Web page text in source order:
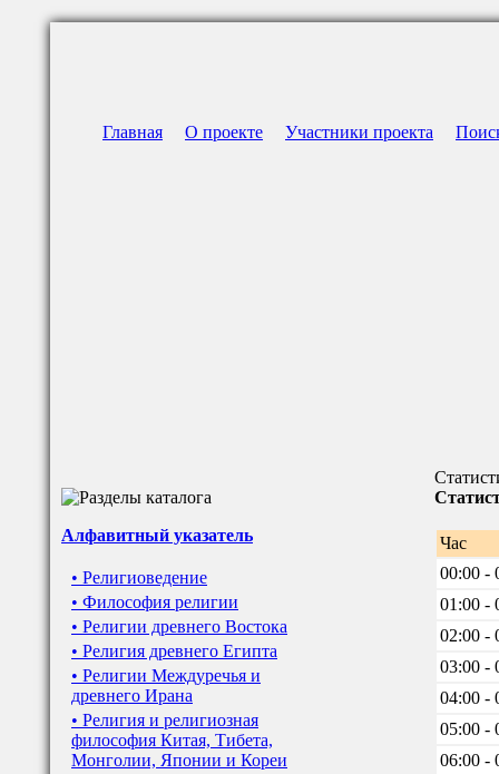
Главная О проекте Участники проекта
Алфавитный указатель
• Религиоведение
• Философия религии
• Религии древнего Востока
• Религия древнего Египта
• Религии Междуречья и
древнего Ирана
• Религия и религиозная
философия Китая, Тибета,
Монголии, Японии и Кореи
Час
00:00 -
01:00 -
02:00 -
03:00 -
04:00 -
05:00 -
06:00 -